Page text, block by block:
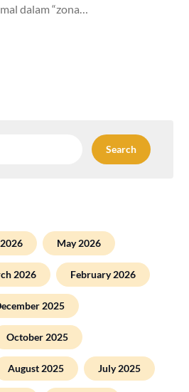
dalam “zona…
May 2026
2026 February 2026
2025
October 2025
August 2025 July 2025